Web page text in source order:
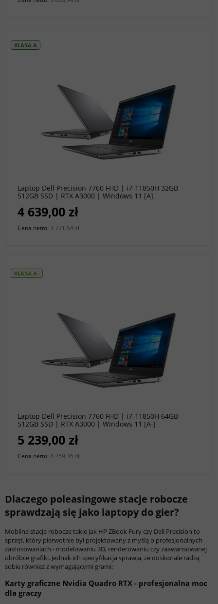
Laptop Dell Precision 7760 FHD | i7-11850H 32GB
512GB SSD | RTX A3000 | Windows 11 [A]
4 639,00 zł
Cena netto: 3 771,54 zł
do koszyka
KLASA A
Laptop Dell Precision 7760 FHD | i7-11850H 64GB
512GB SSD | RTX A3000 | Windows 11 [A-]
5 239,00 zł
Cena netto: 4 259,35 zł
do koszyka
KLASA A-
Dlaczego poleasingowe stacje robocze
sprawdzają się jako laptopy do gier?
Mobilne stacje robocze takie jak HP ZBook Fury czy Dell Precision to
sprzęt, który pierwotnie był projektowany z myślą o profesjonalnych
zastosowaniach - modelowaniu 3D, renderowaniu czy zaawansowanej
obróbce grafiki. Jednak ich specyfikacja sprawia, że doskonale radzą
sobie również z wymagającymi grami:
Karty graficzne Nvidia Quadro RTX - profesjonalna moc
dla graczy